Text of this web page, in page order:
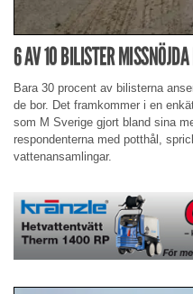
6 AV 10 BILISTER
Bara 30 procent av bilisterna
de bor. Det framkommer i en
som M Sverige gjort bland sina
respondenterna med potthål,
vattenansamlingar.